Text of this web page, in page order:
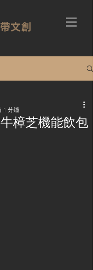
文創
樟芝機能飲包
1 分鐘